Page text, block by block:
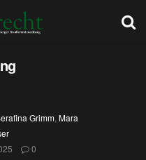
Grimm, Mara
0